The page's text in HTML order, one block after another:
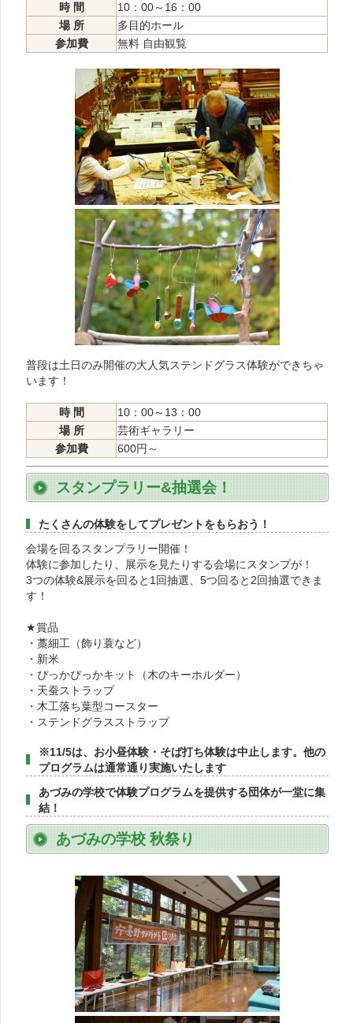
時 間
10：00～16：00
場 所
多目的ホール
参加費
無料 自由観覧
普段は土日のみ開催の大人気ステンドグラス体験ができちゃ
います！
時 間
10：00～13：00
場 所
芸術ギャラリー
参加費
600円～
スタンプラリー&抽選会！
たくさんの体験をしてプレゼントをもらおう！
会場を回るスタンプラリー開催！
体験に参加したり、展示を見たりする会場にスタンプが！
3つの体験&展示を回ると1回抽選、5つ回ると2回抽選できま
す！
★賞品
・藁細工（飾り蓑など）
・新米
・ぴっかぴっかキット（木のキーホルダー）
・天蚕ストラップ
・木工落ち葉型コースター
・ステンドグラスストラップ
※11/5は、お小昼体験・そば打ち体験は中止します。他の
プログラムは通常通り実施いたします
あづみの学校で体験プログラムを提供する団体が一堂に集
結！
あづみの学校 秋祭り